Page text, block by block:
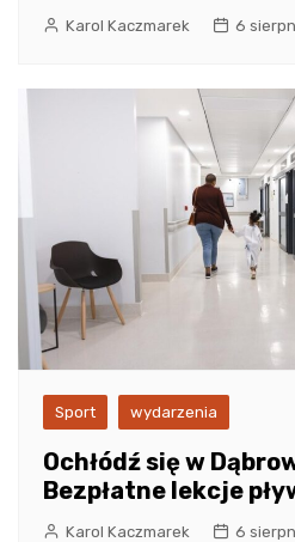
Karol Kaczmarek 6
Sport wydarzenia
Ochłódź się w
Bezpłatne lekcje
Karol Kaczmarek 6